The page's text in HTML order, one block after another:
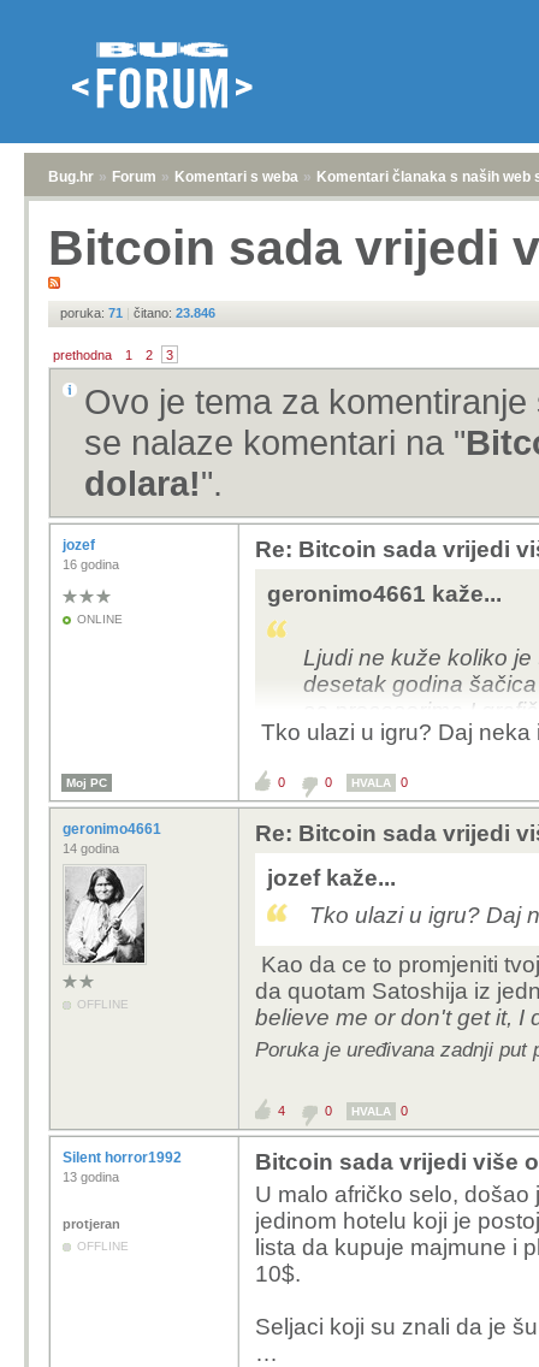
Bug.hr » Forum » Komentari s weba » Komentari članaka s naših web
Bitcoin sada vrijedi
poruka: 71 | čitano: 23.846
prethodna 1 2 3
Ovo je tema za
se nalaze komentari na "
dolara!".
jozef
16 godina
ONLINE
Re: Bitcoin sada vrijedi
geronimo4661 kaže...
Ljudi ne kuže koliko
desetak godina
sa procesorima I
sobom za par centi
Tko ulazi u igru? Daj neka
Moj PC 0 0 HVALA 0
geronimo4661
14 godina
OFFLINE
Re: Bitcoin sada vrijedi
jozef kaže...
Tko ulazi u igru? Daj
Kao da ce to promjeniti
da quotam Satoshija iz
believe me or don't get it, I
Poruka je uređivana zadnji put
4 0 HVALA 0
Silent horror1992
13 godina
protjeran
OFFLINE
Bitcoin sada vrijedi više
U malo afričko selo,
jedinom hotelu koji je
lista da kupuje majmune i
10$.
Seljaci koji su znali da je
…